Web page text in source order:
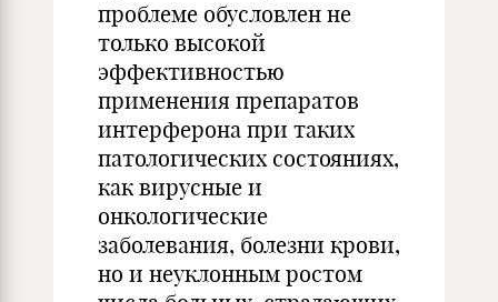
проблеме обусловлен не
только высокой
эффективностью
применения препаратов
интерферона при таких
патологических состояниях,
как вирусные и
онкологические
заболевания, болезни крови,
но и неуклонным ростом